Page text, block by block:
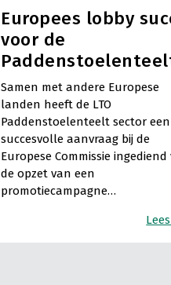
Europees lobby
voor de
Samen met andere Europese
landen heeft de LTO
Paddenstoelenteelt sector een
succesvolle aanvraag bij de
Europese Commissie ingediend
de opzet van een
promotiecampagne…